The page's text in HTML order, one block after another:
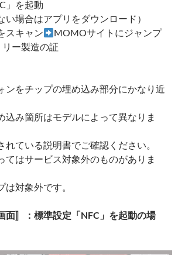
」を起動
場合はアプリをダウンロード）
スキャン
MOMOサイトにジャンプ
ー製造の証
をチップの埋め込み部分にかなり近
み箇所はモデルによって異なりま
いる説明書でご確認ください。
はサービス対象外のものがありま
象外です。
面〛：標準設定「NFC」を起動の場